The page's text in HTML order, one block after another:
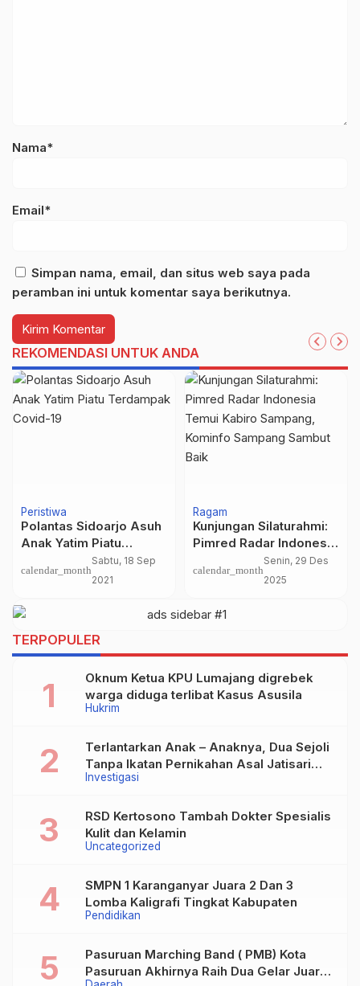
Nama*
Email*
Simpan nama, email, dan situs web saya pada
peramban ini untuk komentar saya berikutnya.
REKOMENDASI UNTUK ANDA
Peristiwa
Polantas Sidoarjo Asuh
Anak Yatim Piatu
Terdampak Covid-19
calendar_month
Sabtu, 18 Sep
2021
Ragam
Kunjungan Silaturahmi:
Pimred Radar Indonesia
Temui Kabiro Sampang,
Kominfo Sampang
calendar_month
Senin, 29 Des
2025
TERPOPULER
Hukrim
Oknum Ketua KPU Lumajang digrebek
warga diduga terlibat Kasus Asusila
Investigasi
Terlantarkan Anak – Anaknya, Dua Sejoli
Tanpa Ikatan Pernikahan Asal Jatisari
Kecamatan Geger Madiun dan Maospati
Uncategorized
RSD Kertosono Tambah Dokter Spesialis
Kulit dan Kelamin
Pendidikan
SMPN 1 Karanganyar Juara 2 Dan 3
Lomba Kaligrafi Tingkat Kabupaten
Pasuruan Marching Band ( PMB) Kota
Pasuruan Akhirnya Raih Dua Gelar Juara